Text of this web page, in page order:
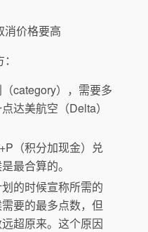
消价格要高
category），需要多
达美航空（Delta）
（积分加现金）兑
最合算的。
的时候宣称所需的
要的最多点数，但
超原来。这个原因